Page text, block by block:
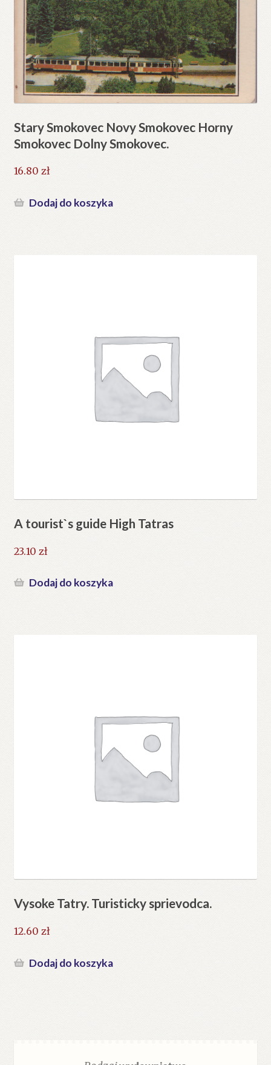
Stary Smokovec Novy Smokovec Horny
Smokovec Dolny Smokovec.
16.80 zł
Dodaj do koszyka
A tourist`s guide High Tatras
23.10 zł
Dodaj do koszyka
Vysoke Tatry. Turisticky sprievodca.
12.60 zł
Dodaj do koszyka